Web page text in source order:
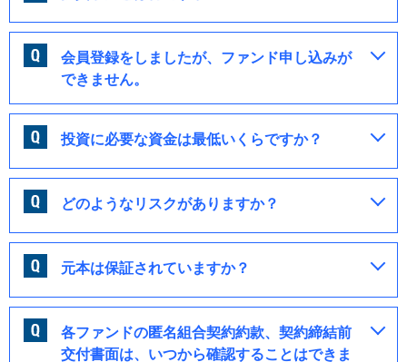
会員登録をしましたが、ファンド申し込みが
できません。
投資に必要な資金は最低いくらですか？
どのようなリスクがありますか？
元本は保証されていますか？
各ファンドの匿名組合契約約款、契約締結前
交付書面は、いつから確認することはできま